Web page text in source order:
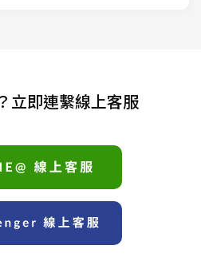
立即連繫線上客服